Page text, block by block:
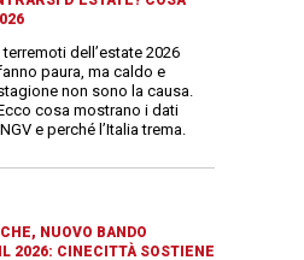
terremoti dell’estate 2026
paura, ma caldo e
non sono la causa.
cosa mostrano i dati
e perché l’Italia trema.
NUOVO BANDO
2026: CINECITTÀ SOSTIENE